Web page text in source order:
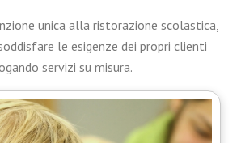
unica alla ristorazione scolastica,
le esigenze dei propri clienti
servizi su misura.